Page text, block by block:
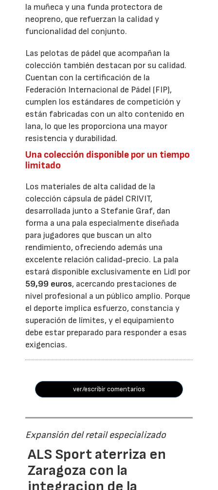
la muñeca y una funda protectora de
neopreno, que refuerzan la calidad y
funcionalidad del conjunto.
Las pelotas de pádel que acompañan la
colección también destacan por su calidad.
Cuentan con la certificación de la
Federación Internacional de Pádel (FIP),
cumplen los estándares de competición y
están fabricadas con un alto contenido en
lana, lo que les proporciona una mayor
resistencia y durabilidad.
Una colección disponible por un tiempo
limitado
Los materiales de alta calidad de la
colección cápsula de pádel CRIVIT,
desarrollada junto a Stefanie Graf, dan
forma a una pala especialmente diseñada
para jugadores que buscan un alto
rendimiento, ofreciendo además una
excelente relación calidad-precio. La pala
estará disponible exclusivamente en Lidl por
59,99 euros, acercando prestaciones de
nivel profesional a un público amplio. Porque
el deporte implica esfuerzo, constancia y
superación de límites, y el equipamiento
debe estar preparado para responder a esas
exigencias.
ver/escribir comentarios
Expansión del retail especializado
ALS Sport aterriza en
Zaragoza con la